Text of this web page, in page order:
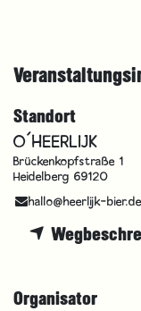
Standort
O´HEERLIJK
Brückenkopfstraße 1
Heidelberg 69120
hallo@heerlijk-bier.de
Organisator